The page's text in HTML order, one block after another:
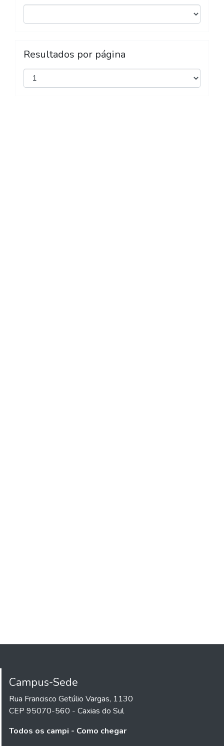
Resultados por página
Campus-Sede
Rua Francisco Getúlio Vargas, 1130
CEP 95070-560 - Caxias do Sul
Todos os campi - Como chegar